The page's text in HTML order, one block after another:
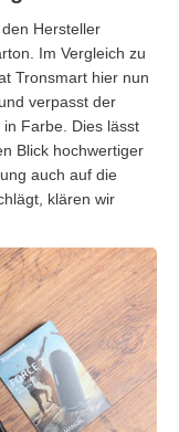
Hersteller
Im Vergleich zu
Tronsmart hier nun
verpasst der
Farbe. Dies lässt
Blick hochwertiger
auch auf die
klären wir